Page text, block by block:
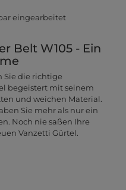
eingearbeitet
Belt W105 - Ein
Sie die richtige
begeistert mit seinem
und weichen Material.
Sie mehr als nur ein
Noch nie saßen Ihre
Vanzetti Gürtel.